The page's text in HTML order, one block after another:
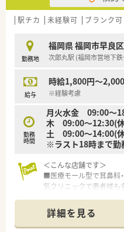
【勤務実態について】
■月曜から金曜は9時か
■年間休日は126日と非
した働き方が可能です。
■平均残業時間は10時間
【こんな取り組みをしてい
修を提供しています。
■育児休暇は最大3歳ま
可能で、子育て世代も安
■財形貯蓄制度や保養所
【こんな方にオススメ】
■年間休日が126日と多
方に最適な職場です。
■充実した研修制度で、
キルアップしたい方にお
駅チカ 未経験可 ブランク可
勤務地
福岡県 福岡市早良区
次郎丸駅 (福岡市営地下
給与
時給1,800円～
※経験考慮
勤務
時間
月火水金 09:00～
木 09:00～12:30(
土 09:00～14:00(
※ラスト18時まで勤
＜こんな店舗です＞
■医療モール型で耳鼻科
気クリニックで患者様も
＜こんな薬局です＞
■福岡県を中心に20店舗
詳細を見る